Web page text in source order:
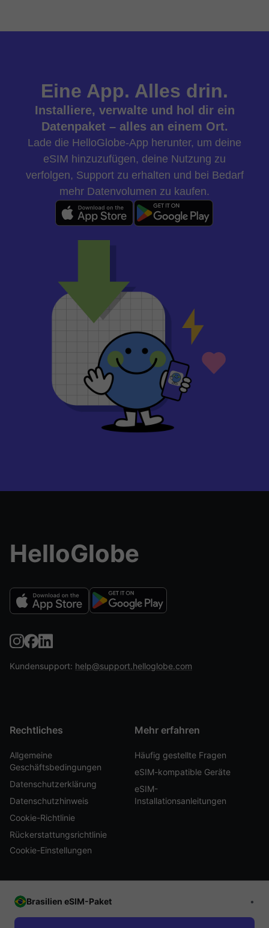
Eine App. Alles drin.
Installiere, verwalte und hol dir ein
Datenpaket – alles an einem Ort.
Lade die HelloGlobe-App herunter, um deine
eSIM hinzuzufügen, deine Nutzung zu
verfolgen, Support zu erhalten und bei Bedarf
mehr Datenvolumen zu kaufen.
HelloGlobe
Kundensupport: help@support.helloglobe.com
Rechtliches
Allgemeine
Geschäftsbedingungen
Datenschutzerklärung
Datenschutzhinweis
Cookie-Richtlinie
Rückerstattungsrichtlinie
Cookie-Einstellungen
Mehr erfahren
Häufig gestellte Fragen
eSIM-kompatible Geräte
eSIM-
Installationsanleitungen
© 2026 HelloGlobe Inc. Alle Rechte vorbehalten.
Brasilien eSIM-Paket •